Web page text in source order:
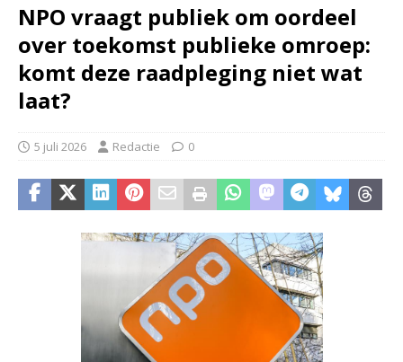
NPO vraagt publiek om oordeel
over toekomst publieke omroep:
komt deze raadpleging niet wat
laat?
5 juli 2026 Redactie 0